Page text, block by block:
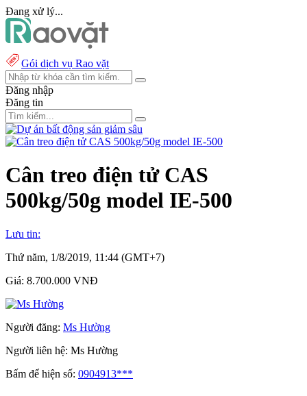
Đang xử lý...
Gói dịch vụ Rao vặt
Đăng nhập
Đăng tin
Cân treo điện tử CAS
500kg/50g model IE-500
Lưu tin:
Thứ năm, 1/8/2019, 11:44 (GMT+7)
Giá: 8.700.000 VNĐ
Người đăng: Ms Hường
Người liên hệ: Ms Hường
Bấm để hiện số: 0904913***